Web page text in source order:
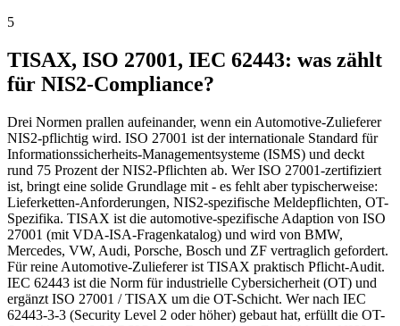
5
TISAX, ISO 27001, IEC 62443: was zählt
für NIS2-Compliance?
Drei Normen prallen aufeinander, wenn ein Automotive-Zulieferer
NIS2-pflichtig wird. ISO 27001 ist der internationale Standard für
Informationssicherheits-Managementsysteme (ISMS) und deckt
rund 75 Prozent der NIS2-Pflichten ab. Wer ISO 27001-zertifiziert
ist, bringt eine solide Grundlage mit - es fehlt aber typischerweise:
Lieferketten-Anforderungen, NIS2-spezifische Meldepflichten, OT-
Spezifika. TISAX ist die automotive-spezifische Adaption von ISO
27001 (mit VDA-ISA-Fragenkatalog) und wird von BMW,
Mercedes, VW, Audi, Porsche, Bosch und ZF vertraglich gefordert.
Für reine Automotive-Zulieferer ist TISAX praktisch Pflicht-Audit.
IEC 62443 ist die Norm für industrielle Cybersicherheit (OT) und
ergänzt ISO 27001 / TISAX um die OT-Schicht. Wer nach IEC
62443-3-3 (Security Level 2 oder höher) gebaut hat, erfüllt die OT-